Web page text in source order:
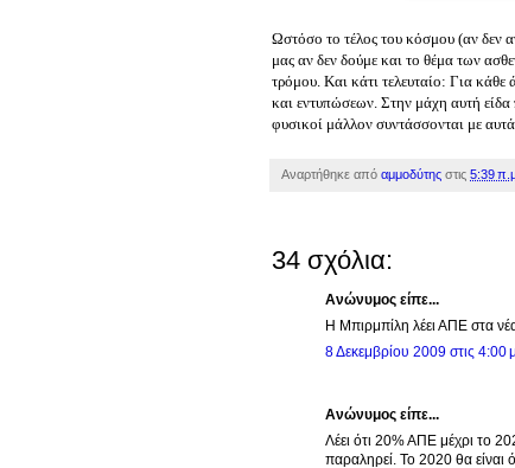
Ωστόσο το τέλος του κόσμου (αν δεν
μας αν δεν δούμε και το θέμα των
τρόμου. Και κάτι τελευταίο: Για
και εντυπώσεων. Στην μάχη αυτή είδα
φυσικοί μάλλον συντάσσονται με
Αναρτήθηκε από αμμοδύτης στις 5:39
34 σχόλια:
Ανώνυμος είπε...
H Μπιρμπίλη λέει ΑΠΕ στα
8 Δεκεμβρίου 2009 στις 4:00
Ανώνυμος είπε...
Λέει ότι 20% ΑΠΕ μέχρι το
παραληρεί. Το 2020 θα